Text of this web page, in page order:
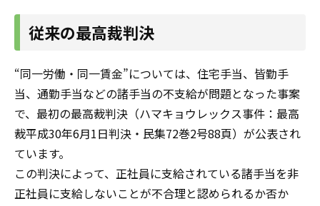
従来の最高裁判決
“同一労働・同一賃金”については、住宅手当、皆勤手
当、通勤手当などの諸手当の不支給が問題となった事案
で、最初の最高裁判決（ハマキョウレックス事件：最高
裁平成30年6月1日判決・民集72巻2号88頁）が公表され
ています。
この判決によって、正社員に支給されている諸手当を非
正社員に支給しないことが不合理と認められるか否か